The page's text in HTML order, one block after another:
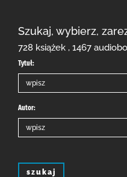
Szukaj, wybierz,
728 książek , 1467
Tytuł:
Autor:
szukaj